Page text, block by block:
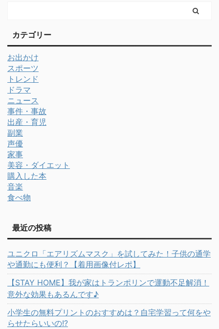
カテゴリー
お出かけ
スポーツ
トレンド
ドラマ
ニュース
事件・事故
出産・育児
副業
声優
家事
美容・ダイエット
購入した本
音楽
食べ物
最近の投稿
ユニクロ「エアリズムマスク」を試してみた！子供の通学
や通勤にも便利？【着用画像付レポ】
【STAY HOME】我が家はトランポリンで運動不足解消！
意外な効果もあるんです♪
小学生の無料プリントのおすすめは？自宅学習って何をや
らせたらいいの!?